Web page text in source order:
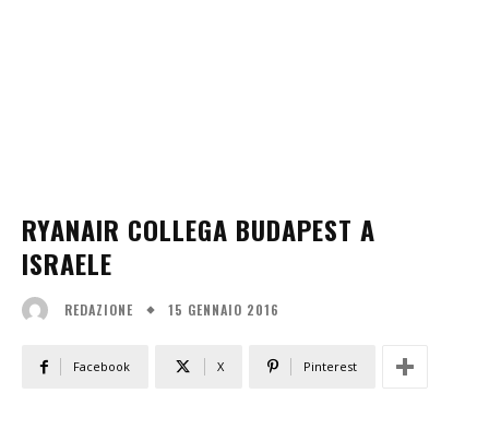
RYANAIR COLLEGA BUDAPEST A
ISRAELE
REDAZIONE 15 GENNAIO 2016
Facebook X Pinterest